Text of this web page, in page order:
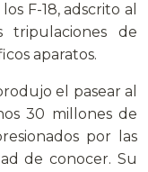
F-18, adscrito al
de
aparatos.
el pasear al
30 millones de
por las
de conocer. Su